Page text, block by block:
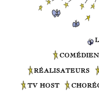
RÉALISATEURS
TV HOST